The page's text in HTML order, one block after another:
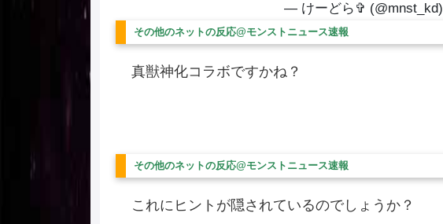
— けーどら✞ (@mnst_kd)
その他のネットの反応@モンストニュース速報
真獣神化コラボですかね？
その他のネットの反応@モンストニュース速報
これにヒントが隠されているのでしょうか？